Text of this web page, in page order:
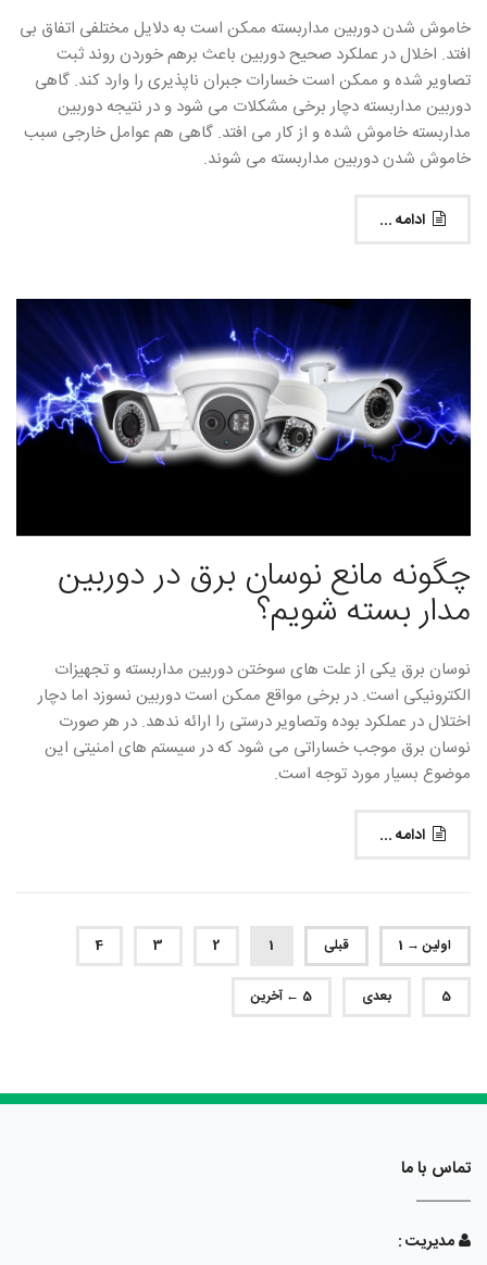
خاموش شدن دوربین مداربسته ممکن است به دلایل مختلفی اتفاق بی
افتد. اخلال در عملکرد صحیح دوربین باعث برهم خوردن روند ثبت
تصاویر شده و ممکن است خسارات جبران ناپذیری را وارد کند. گاهی
دوربین مداربسته دچار برخی مشکلات می شود و در نتیجه دوربین
مداربسته خاموش شده و از کار می افتد. گاهی هم عوامل خارجی سبب
خاموش شدن دوربین مداربسته می شوند.
ادامه ...
چگونه مانع نوسان برق در دوربین
مدار بسته شویم؟
نوسان برق یکی از علت های سوختن دوربین مداربسته و تجهیزات
الکترونیکی است. در برخی مواقع ممکن است دوربین نسوزد اما دچار
اختلال در عملکرد بوده وتصاویر درستی را ارائه ندهد. در هر صورت
نوسان برق موجب خساراتی می شود که در سیستم های امنیتی این
موضوع بسیار مورد توجه است.
ادامه ...
اولین → 1 قبلی 1
2
3
4
5 بعدی 5 ← آخرین
تماس با ما
مدیریت :